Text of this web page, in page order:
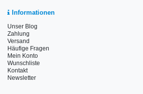
Informationen
Unser Blog
Zahlung
Versand
Häufige Fragen
Mein Konto
Wunschliste
Kontakt
Newsletter